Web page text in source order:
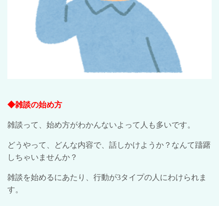
◆雑談の始め方
雑談って、始め方がわかんないよって人も多いです。
どうやって、どんな内容で、話しかけようか？なんて躊躇
しちゃいませんか？
雑談を始めるにあたり、行動が3タイプの人にわけられま
す。